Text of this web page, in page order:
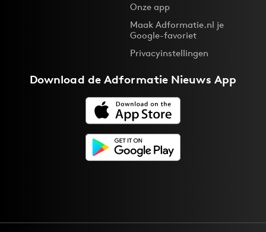
Onze app
Maak Adformatie.nl je
Google-favoriet
Privacyinstellingen
Download deAdformatie Nieuws App